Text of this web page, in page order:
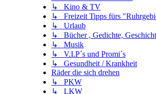
↳ Kino & TV
↳ Freizeit Tipps fürs
↳ Urlaub
↳ Bücher , Gedichte,
↳ Musik
↳ V.I.P´s und Promi´s
↳ Gesundheit / Krankheit
Räder die sich drehen
↳ PKW
↳ LKW